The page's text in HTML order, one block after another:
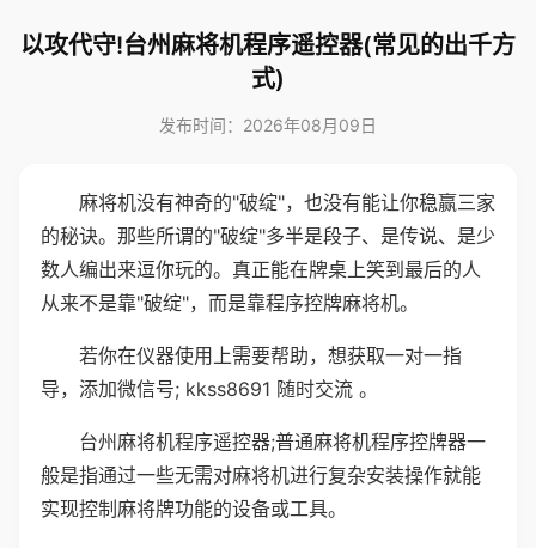
以攻代守!台州麻将机程序遥控器(常见的出千方
式)
发布时间：2026年08月09日
麻将机没有神奇的"破绽"，也没有能让你稳赢三家
的秘诀。那些所谓的"破绽"多半是段子、是传说、是少
数人编出来逗你玩的。真正能在牌桌上笑到最后的人
从来不是靠"破绽"，而是靠程序控牌麻将机。
若你在仪器使用上需要帮助，想获取一对一指
导，添加微信号; kkss8691 随时交流 。
台州麻将机程序遥控器;普通麻将机程序控牌器一
般是指通过一些无需对麻将机进行复杂安装操作就能
实现控制麻将牌功能的设备或工具。